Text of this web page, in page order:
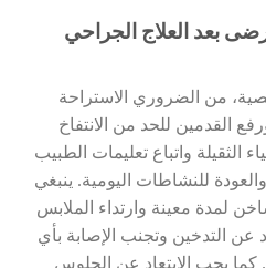
بعد العلاج الجراحي
من الضروري الاستراحة
القدمين للحد من الانتفاخ
الثقيلة واتباع تعليمات الطبيب
والعودة للنشاطات اليومية. ينبغي
لمدة معينة وارتداء الملابس
عن التدخين وتجنب الإصابة بأي